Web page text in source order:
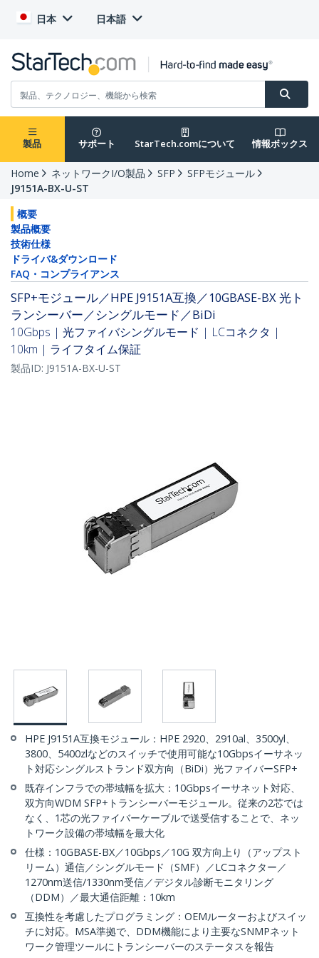
日本 日本語
製品 サポート StarTech.comについて 情報ボックス
Home ネットワークI/O製品 SFP
SFPモジュール
J9151A-BX-U-ST
概要
製品概要
技術仕様
ドライバ&ダウンロード
FAQ・コンプライアンス
SFP+モジュール／HPE J9151A互換／10GBASE-BX 光ト
ランシーバー／シングルモード／BiDi
10Gbps | 光ファイバシングルモード | LCコネクタ |
10km | ライフタイム保証
製品ID: J9151A-BX-U-ST
HPE J9151A互換モジュール：HPE 2920、2910al、3500yl、
3800、5400zlなどのスイッチで使用可能な10Gbpsイーサネッ
ト対応シングルストランド双方向（BiDi）光ファイバーSFP+
既存インフラでの帯域幅を拡大：10Gbpsイーサネット対応、
双方向WDM SFP+トランシーバーモジュール。従来の2芯では
なく、1芯の光ファイバーケーブルで送受信することで、ネッ
トワーク設備の帯域幅を最大化
仕様：10GBASE-BX／10Gbps／10G 双方向上り（アップスト
リーム）通信／シングルモード（SMF）／LCコネクター／
1270nm送信/1330nm受信／デジタル診断モニタリング
（DDM）／最大通信距離：10km
互換性を考慮したプログラミング：OEMルーターおよびスイッ
チに対応。MSA準拠で、DDM機能により主要なSNMPネット
ワーク管理ツールにトランシーバーのステータスを報告